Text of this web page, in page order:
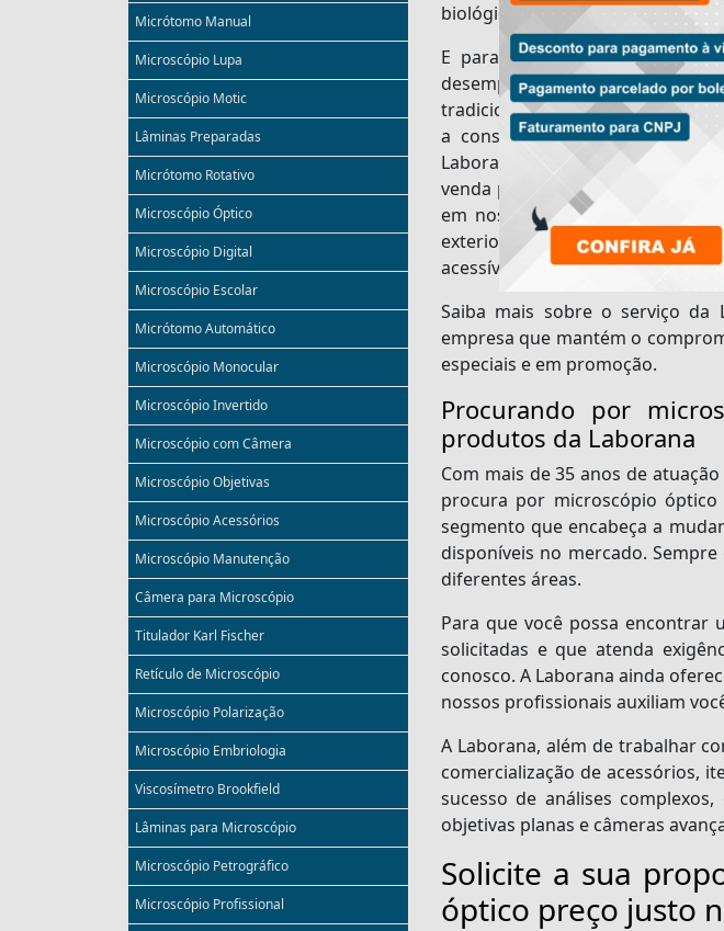
Micrótomo Manual
Microscópio Lupa
Microscópio Motic
Lâminas Preparadas
Micrótomo Rotativo
Microscópio Óptico
Microscópio Digital
Microscópio Escolar
Micrótomo Automático
Microscópio Monocular
Microscópio Invertido
Microscópio com Câmera
Microscópio Objetivas
Microscópio Acessórios
Microscópio Manutenção
Câmera para Microscópio
Titulador Karl Fischer
Retículo de Microscópio
Microscópio Polarização
Microscópio Embriologia
Viscosímetro Brookfield
Lâminas para Microscópio
Microscópio Petrográfico
Microscópio Profissional
biológico, e de controle de
E para que o microscópio
desempenho adequados, é
tradicional e experiente, que que
a consultoria técnica de
Laborana – Equipamentos
venda por si só, ainda oferece
em nosso catálogo uma ampla
exterior. Com vasto know-
acessível, focado na relação de
Saiba mais sobre o serviço da
empresa que mantém o
especiais e em promoção.
Procurando por
produtos da Laborana
Com mais de 35 anos de
procura por microscópio óptico
segmento que encabeça a
disponíveis no mercado.
diferentes áreas.
Para que você possa encontrar
solicitadas e que atenda
conosco. A Laborana ainda
nossos profissionais auxiliam
A Laborana, além de trabalhar
comercialização de acessórios,
sucesso de análises
objetivas planas e câmeras
Solicite a sua
óptico preço justo